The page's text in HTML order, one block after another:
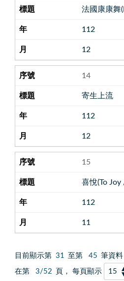
法國康康舞
112
12
14
寄生上流
112
12
15
喜悅(To
112
11
目前顯示第 31 至第 45 筆資
在第 3/52 頁， 每頁顯示